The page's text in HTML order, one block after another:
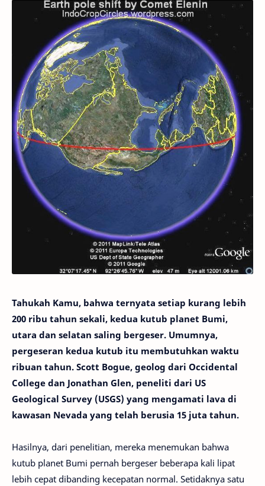
Tahukah Kamu, bahwa ternyata setiap kurang lebih
200 ribu tahun sekali, kedua kutub planet Bumi,
utara dan selatan saling bergeser. Umumnya,
pergeseran kedua kutub itu membutuhkan waktu
ribuan tahun. Scott Bogue, geolog dari Occidental
College dan Jonathan Glen, peneliti dari US
Geological Survey (USGS) yang mengamati lava di
kawasan Nevada yang telah berusia 15 juta tahun.
Hasilnya, dari penelitian, mereka menemukan bahwa
kutub planet Bumi pernah bergeser beberapa kali lipat
lebih cepat dibanding kecepatan normal. Setidaknya satu